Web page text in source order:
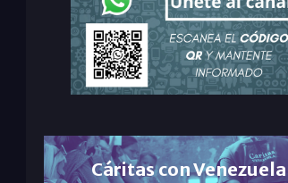
Cáritas con Venezuela